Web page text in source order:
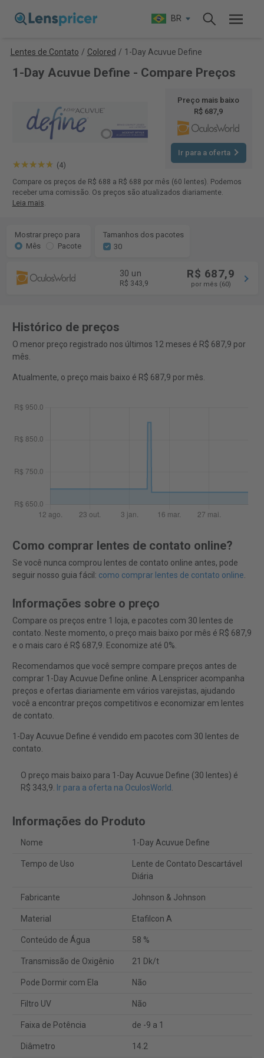
BR
Lentes de Contato / Colored / 1-Day Acuvue Define
1-Day Acuvue Define - Compare Preços
(4)
Preço mais baixo
R$ 687,9
Ir para a oferta
Compare os preços de R$ 688 a R$ 688 por mês (60 lentes). Podemos
receber uma comissão. Os preços são atualizados diariamente.
Leia mais.
Mostrar preço para
Mês
Pacote
Tamanhos dos pacotes
30
30 un
R$ 343,9
R$ 687,9
por mês (60)
Histórico de preços
O menor preço registrado nos últimos 12 meses é R$ 687,9 por
mês.
Atualmente, o preço mais baixo é R$ 687,9 por mês.
Como comprar lentes de contato online?
Se você nunca comprou lentes de contato online antes, pode
seguir nosso guia fácil: como comprar lentes de contato online.
Informações sobre o preço
Compare os preços entre 1 loja, e pacotes com 30 lentes de
contato. Neste momento, o preço mais baixo por mês é R$ 687,9
e o mais caro é R$ 687,9. Economize até 0%.
Recomendamos que você sempre compare preços antes de
comprar 1-Day Acuvue Define online. A Lenspricer acompanha
preços e ofertas diariamente em vários varejistas, ajudando
você a encontrar preços competitivos e economizar em lentes
de contato.
1-Day Acuvue Define é vendido em pacotes com 30 lentes de
contato.
O preço mais baixo para 1-Day Acuvue Define (30 lentes) é
R$ 343,9. Ir para a oferta na OculosWorld.
Informações do Produto
Nome 1-Day Acuvue Define
Tempo de Uso
Lente de Contato Descartável
Diária
Fabricante Johnson & Johnson
Material Etafilcon A
Conteúdo de Água 58 %
Transmissão de Oxigênio 21 Dk/t
Pode Dormir com Ela Não
Filtro UV Não
Faixa de Potência de -9 a 1
Diâmetro 14.2